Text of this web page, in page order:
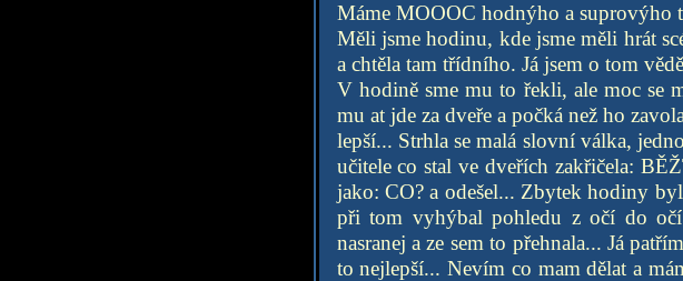
Máme MOOOC hodnýho a suprovýho
Měli jsme hodinu, kde jsme měli hrát
a chtěla tam třídního. Já jsem o tom
V hodině sme mu to řekli, ale moc se
mu at jde za dveře a počká než ho
lepší... Strhla se malá slovní válka,
učitele co stal ve dveřích zakřičela:
jako: CO? a odešel... Zbytek hodiny
při tom vyhýbal pohledu z očí do
nasranej a ze sem to přehnala... Já
to nejlepší... Nevím co mam dělat a